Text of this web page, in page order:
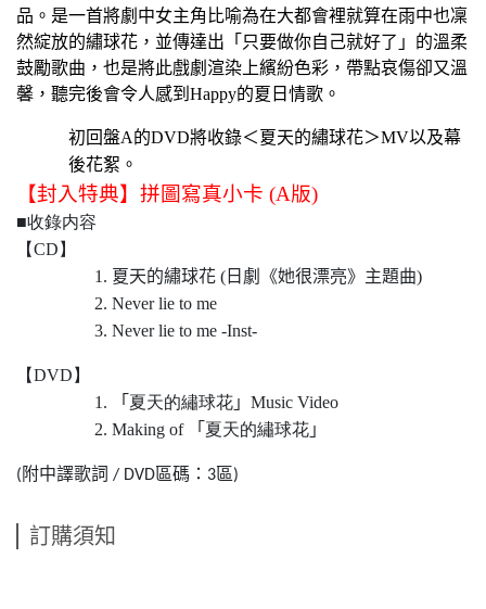
品。是一首將劇中女主角比喻為在大都會裡就算在雨中也凜
然綻放的繡球花，並傳達出「只要做你自己就好了」 的溫柔
鼓勵歌曲 ，也是將此戲劇渲染上繽紛色彩，帶點哀傷卻又溫
馨，聽完後會令人感到 Happy的夏日情歌。
初回盤A的DVD將收錄＜夏天的繡球花＞MV以及幕
後花絮。
【封入特典】拼圖寫真小卡 (A版)
■收錄内容
【CD】
夏天的繡球花 (日劇《她很漂亮》主題曲)
Never lie to me
Never lie to me -Inst-
【DVD】
「 夏天的繡球花 」 Music Video
Making of
「 夏天的繡球花 」
( 附中譯歌詞 / DVD區碼： 3區)
訂購須知